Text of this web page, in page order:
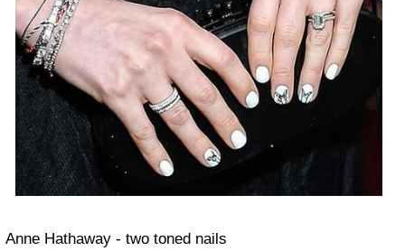
Anne Hathaway - two toned nails